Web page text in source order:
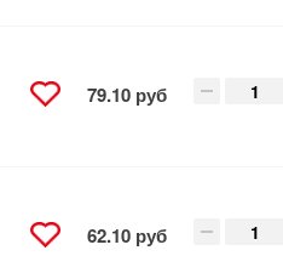
79.10 руб
62.10 руб